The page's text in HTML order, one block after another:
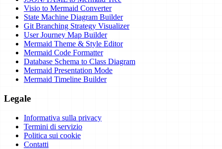
Visio to Mermaid Converter
State Machine Diagram Builder
Git Branching Strategy Visualizer
User Journey Map Builder
Mermaid Theme & Style Editor
Mermaid Code Formatter
Database Schema to Class Diagram
Mermaid Presentation Mode
Mermaid Timeline Builder
Legale
Informativa sulla privacy
Termini di servizio
Politica sui cookie
Contatti